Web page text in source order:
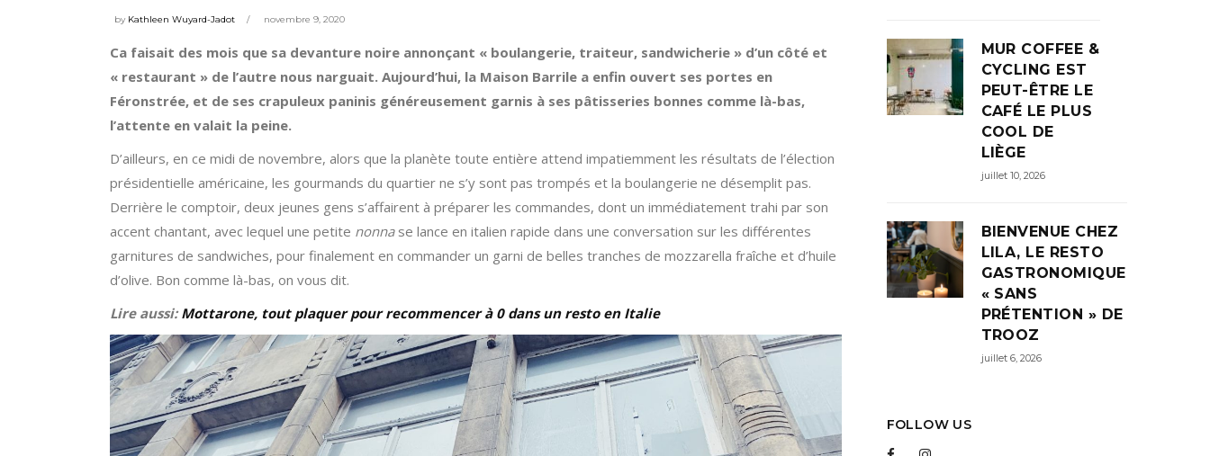
by Kathleen Wuyard-Jadot novembre 9, 2020
Ca faisait des mois que sa devanture noire annonçant « boulangerie, traiteur, sandwicherie » d’un côté et
« restaurant » de l’autre nous narguait. Aujourd’hui, la Maison Barrile a enfin ouvert ses portes en
Féronstrée, et de ses crapuleux paninis généreusement garnis à ses pâtisseries bonnes comme là-bas,
l’attente en valait la peine.
D’ailleurs, en ce midi de novembre, alors que la planète toute entière attend impatiemment les résultats de l’élection
présidentielle américaine, les gourmands du quartier ne s’y sont pas trompés et la boulangerie ne désemplit pas.
Derrière le comptoir, deux jeunes gens s’affairent à préparer les commandes, dont un immédiatement trahi par son
accent chantant, avec lequel une petite nonnase lance en italien rapide dans une conversation sur les différentes
garnitures de sandwiches, pour finalement en commander un garni de belles tranches de mozzarella fraîche et d’huile
d’olive. Bon comme là-bas, on vous dit.
Lire aussi:Mottarone, tout plaquer pour recommencer à 0 dans un resto en Italie
MUR COFFEE &
CYCLING EST
PEUT-ÊTRE LE
CAFÉ LE PLUS
COOL DE
LIÈGE
juillet 10, 2026
BIENVENUE CHEZ
LILA, LE RESTO
GASTRONOMIQUE
« SANS
PRÉTENTION » DE
TROOZ
juillet 6, 2026
FOLLOW US